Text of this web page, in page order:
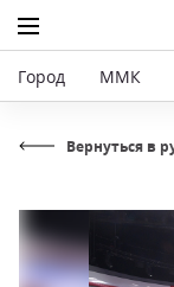
Город ММК
Вернуться в